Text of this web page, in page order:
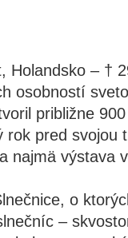
– †
osobností
približne
pred
najmä výstava
o
–